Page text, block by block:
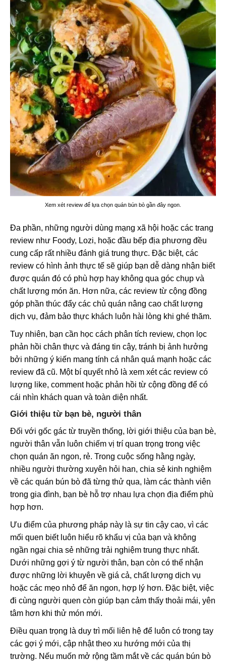
Xem xét review để lựa chọn quán bún bò gần đây ngon.
Đa phần, những người dùng mạng xã hội hoặc các trang
review như Foody, Lozi, hoặc đầu bếp địa phương đều
cung cấp rất nhiều đánh giá trung thực. Đặc biệt, các
review có hình ảnh thực tế sẽ giúp bạn dễ dàng nhận biết
được quán đó có phù hợp hay không qua góc chụp và
chất lượng món ăn. Hơn nữa, các review từ cộng đồng
góp phần thúc đẩy các chủ quán nâng cao chất lượng
dịch vụ, đảm bảo thực khách luôn hài lòng khi ghé thăm.
Tuy nhiên, bạn cần học cách phân tích review, chọn lọc
phản hồi chân thực và đáng tin cậy, tránh bị ảnh hưởng
bởi những ý kiến mang tính cá nhân quá mạnh hoặc các
review đã cũ. Một bí quyết nhỏ là xem xét các review có
lượng like, comment hoặc phản hồi từ cộng đồng để có
cái nhìn khách quan và toàn diện nhất.
Giới thiệu từ bạn bè, người thân
Đối với gốc gác từ truyền thống, lời giới thiệu của bạn bè,
người thân vẫn luôn chiếm vị trí quan trọng trong việc
chọn quán ăn ngon, rẻ. Trong cuộc sống hằng ngày,
nhiều người thường xuyên hỏi han, chia sẻ kinh nghiệm
về các quán bún bò đã từng thử qua, làm các thành viên
trong gia đình, bạn bè hỗ trợ nhau lựa chọn địa điểm phù
hợp hơn.
Ưu điểm của phương pháp này là sự tin cậy cao, vì các
mối quen biết luôn hiểu rõ khẩu vị của bạn và không
ngần ngại chia sẻ những trải nghiệm trung thực nhất.
Dưới những gợi ý từ người thân, bạn còn có thể nhận
được những lời khuyên về giá cả, chất lượng dịch vụ
hoặc các mẹo nhỏ để ăn ngon, hợp lý hơn. Đặc biệt, việc
đi cùng người quen còn giúp bạn cảm thấy thoải mái, yên
tâm hơn khi thử món mới.
Điều quan trọng là duy trì mối liên hệ để luôn có trong tay
các gợi ý mới, cập nhật theo xu hướng mới của thị
trường. Nếu muốn mở rộng tầm mắt về các quán bún bò